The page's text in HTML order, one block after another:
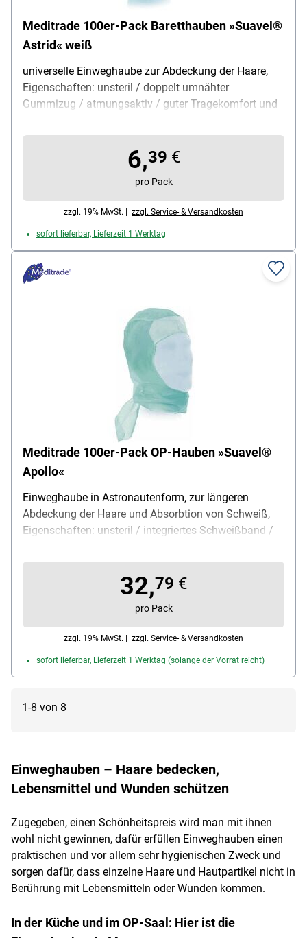
Meditrade 100er-Pack Baretthauben »Suavel®
Astrid« weiß
universelle Einweghaube zur Abdeckung der Haare,
Eigenschaften: unsteril / doppelt umnähter
Gummizug / atmungsaktiv / guter Tragekomfort und
/ Pflege / Catering / Lebensmittelbereich, Material:
Polypropylen-Vlies, Farbe: weiß, Verpackung: Karton,
Lieferumfang: 1 Packung mit 100 Baretthauben
6,39 €
pro Pack
zzgl. 19% MwSt. | zzgl. Service- & Versandkosten
sofort lieferbar, Lieferzeit 1 Werktag
Meditrade 100er-Pack OP-Hauben »Suavel®
Apollo«
Einweghaube in Astronautenform, zur längeren
Abdeckung der Haare und Absorbtion von Schweiß,
Eigenschaften: unsteril / integriertes Schweißband /
reißfest / guter Trageform und Passform, für
Bartträger geeignet, Einsatzbereich: Krankenhaus,
Material: Polypropylen-Vlies, Farbe: grün, Verpackung:
Karton, Lieferumfang: 1 Packung mit 100 OP-Hauben
32,79 €
pro Pack
zzgl. 19% MwSt. | zzgl. Service- & Versandkosten
sofort lieferbar, Lieferzeit 1 Werktag (solange der Vorrat reicht)
1-8 von 8
Einweghauben – Haare bedecken,
Lebensmittel und Wunden schützen
Zugegeben, einen Schönheitspreis wird man mit ihnen
wohl nicht gewinnen, dafür erfüllen Einweghauben einen
praktischen und vor allem sehr hygienischen Zweck und
sorgen dafür, dass einzelne Haare und Hautpartikel nicht in
Berührung mit Lebensmitteln oder Wunden kommen.
In der Küche und im OP-Saal: Hier ist die